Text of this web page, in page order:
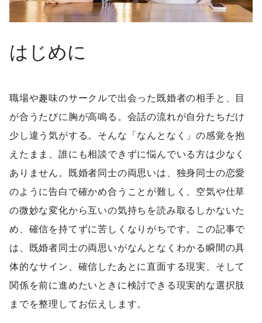
はじめに
職場や趣味のサークルで出会った既婚者の相手と、目
が合うたびに胸が高鳴る。会話の流れが自分たちだけ
少し違う気がする。そんな「なんとなく」の感覚を抱
えたまま、誰にも相談できずに悩んでいる方は少なく
ありません。既婚者同士の両思いは、独身同士の恋愛
のように告白で確かめ合うことが難しく、空気や仕草
の微妙な変化から互いの気持ちを読み取るしかないた
め、確信を持てずに苦しくなりがちです。この記事で
は、既婚者同士の両思いがなんとなくわかる瞬間の具
体的なサイン、確信したあとに直面する現実、そして
関係を前に進めたいときに検討できる現実的な選択肢
までを整理してお伝えします。